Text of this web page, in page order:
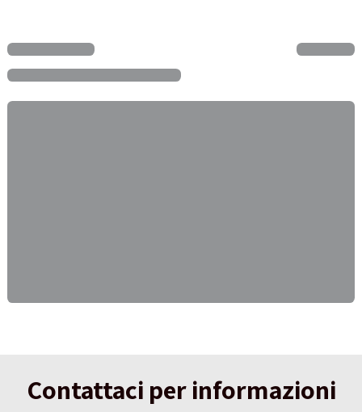
Contattaci per informazioni